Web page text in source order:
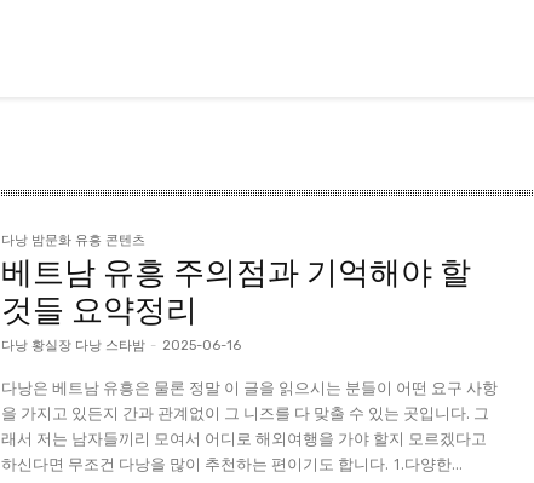
다낭 밤문화 유흥 콘텐츠
베트남 유흥 주의점과 기억해야 할
것들 요약정리
다낭 황실장 다낭 스타밤 - 2025-06-16
다낭은 베트남 유흥은 물론 정말 이 글을 읽으시는 분들이 어떤 요구 사항
을 가지고 있든지 간과 관계없이 그 니즈를 다 맞출 수 있는 곳입니다. 그
래서 저는 남자들끼리 모여서 어디로 해외여행을 가야 할지 모르겠다고
하신다면 무조건 다낭을 많이 추천하는 편이기도 합니다. 1.다양한...